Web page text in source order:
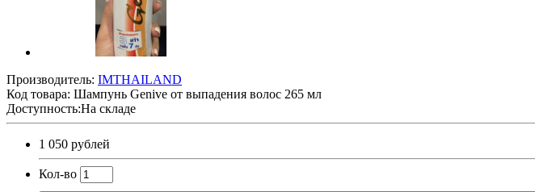
Производитель: IMTHAILAND
Код товара: Шампунь Genive от выпадения волос 265 мл
Доступность:На складе
1 050 рублей
Кол-во